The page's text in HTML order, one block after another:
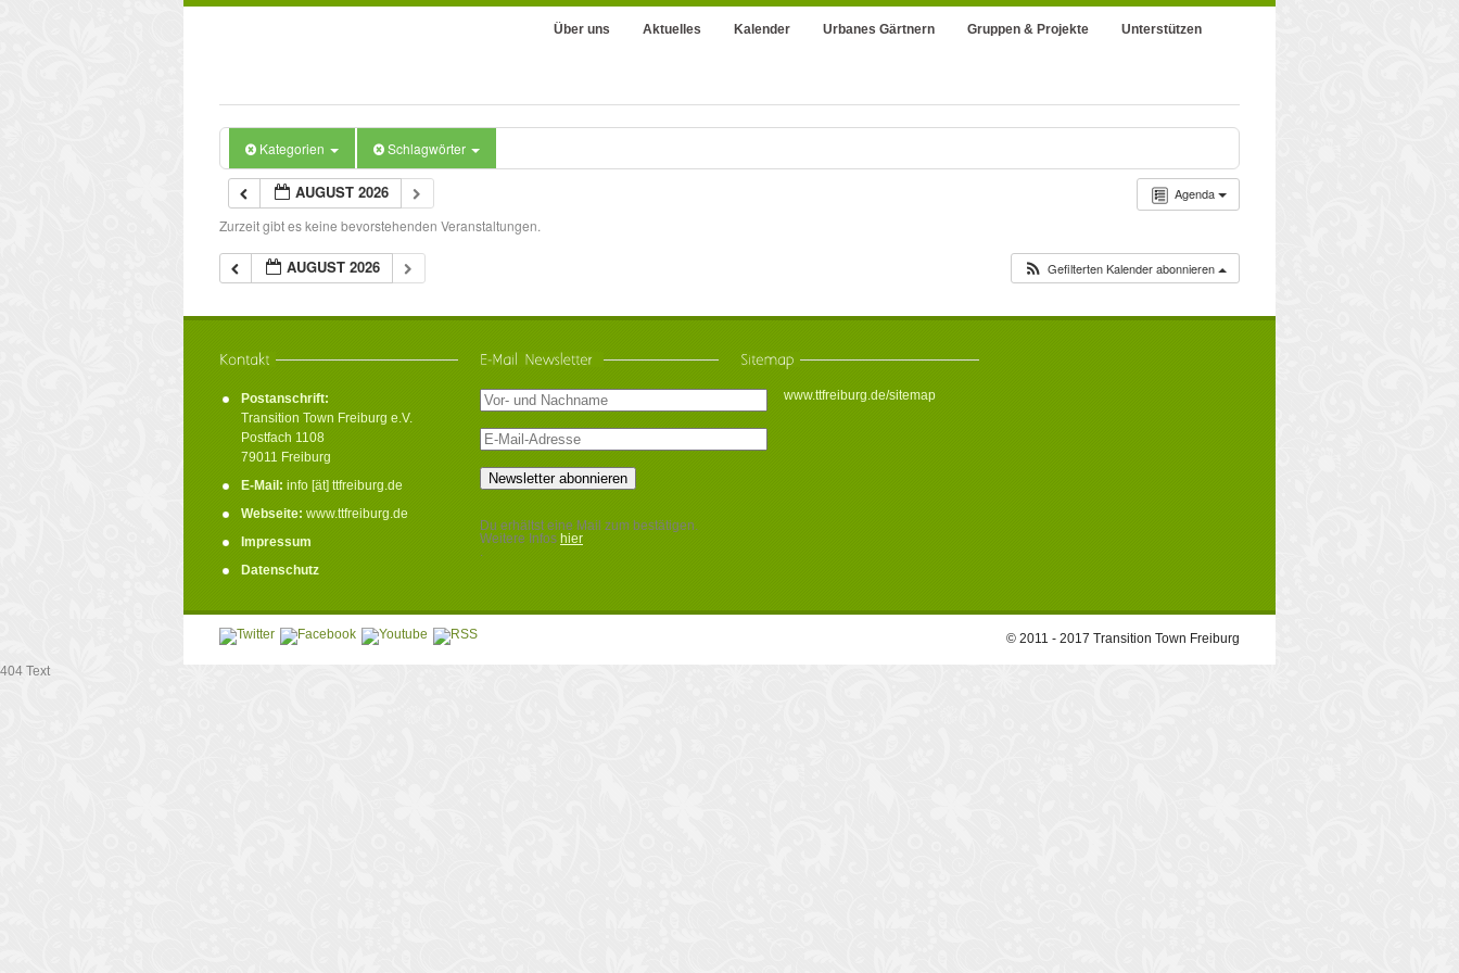
Über uns Aktuelles Kalender Urbanes Gärtnern Gruppen & Projekte Unterstützen
Kategorien Schlagwörter
Agenda
AUGUST 2026
Zurzeit gibt es keine bevorstehenden Veranstaltungen.
AUGUST 2026 Gefilterten Kalender abonnieren
Postanschrift:
Transition Town Freiburg e.V.
Postfach 1108
79011 Freiburg
E-Mail: info [ät] ttfreiburg.de
Webseite: www.ttfreiburg.de
Impressum
Datenschutz
Du erhältst eine Mail zum bestätigen.
Weitere Infos hier
.
www.ttfreiburg.de/sitemap
© 2011 - 2017 Transition Town Freiburg
404 Text